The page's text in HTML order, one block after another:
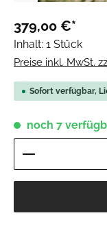
379,00 €*
Inhalt: 1 Stück
Preise inkl. MwSt.
Sofort verfügbar,
noch 7
Produkt